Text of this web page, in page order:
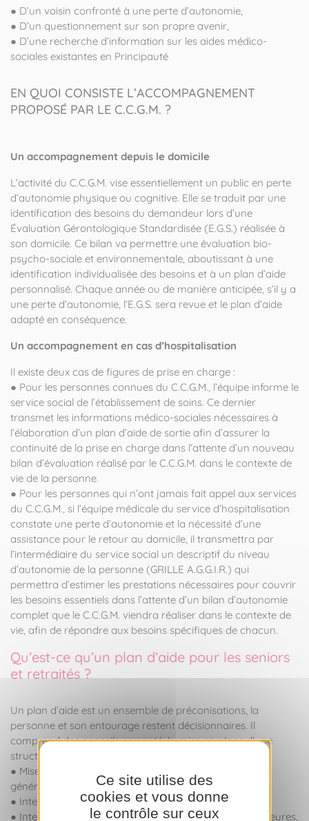
● D’un voisin confronté à une perte d’autonomie,
● D’un questionnement sur son propre avenir,
● D’une recherche d’information sur les aides médico-
sociales existantes en Principauté
EN QUOI CONSISTE L’ACCOMPAGNEMENT
PROPOSÉ PAR LE C.C.G.M. ?
Un accompagnement depuis le domicile
L’activité du C.C.G.M. vise essentiellement un public en perte
d’autonomie physique ou cognitive. Elle se traduit par une
identification des besoins du demandeur lors d’une
Évaluation Gérontologique Standardisée (E.G.S.) réalisée à
son domicile. Ce bilan va permettre une évaluation bio-
psycho-sociale et environnementale, aboutissant à une
identification individualisée des besoins et à un plan d’aide
personnalisé. Chaque année ou de manière anticipée, s’il y a
une perte d’autonomie, l’E.G.S. sera revue et le plan d’aide
adapté en conséquence.
Un accompagnement en cas d’hospitalisation
Il existe deux cas de figures de prise en charge :
● Pour les personnes connues du C.C.G.M., l’équipe informe le
service social de l’établissement de soins. Ce dernier
transmet les informations médico-sociales nécessaires à
l’élaboration d’un plan d’aide de sortie afin d’assurer la
continuité de la prise en charge dans l’attente d’un nouveau
bilan d’évaluation réalisé par le C.C.G.M. dans le contexte de
vie de la personne.
● Pour les personnes qui n’ont jamais fait appel aux services
du C.C.G.M., si l’équipe médicale du service d’hospitalisation
constate une perte d’autonomie et la nécessité d’une
assistance pour le retour au domicile, il transmettra par
l’intermédiaire du service social un descriptif du niveau
d’autonomie de la personne (GRILLE A.G.G.I.R.) qui
permettra d’estimer les prestations nécessaires pour couvrir
les besoins essentiels dans l’attente d’un bilan d’autonomie
complet que le C.C.G.M. viendra réaliser dans le contexte de
vie, afin de répondre aux besoins spécifiques de chacun.
Qu’est-ce qu’un plan d’aide pour les seniors
et retraités ?
Un plan d’aide est un ensemble de préconisations, la
personne et son entourage restent décisionnaires. Il
comprend des conseils en santé, la mise en place d’une
structure de soutien à domicile :
● Mise en place d’un suivi médical par un médecin
généraliste,
● Intervention d’un paramédical,
● Intervention d’une auxiliaire de vie avec un quota d’heures,
Ce site utilise des
cookies et vous donne
le contrôle sur ceux